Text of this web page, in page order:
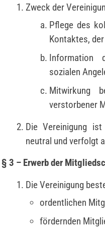
Zweck der
Pflege des
Kontaktes,
Information
sozialen
Mitwirkung
verstorbener
Die Vereinigung
neutral und verfolgt
§ 3 – Erwerb der
Die Vereinigung
ordentlichen
fördernden